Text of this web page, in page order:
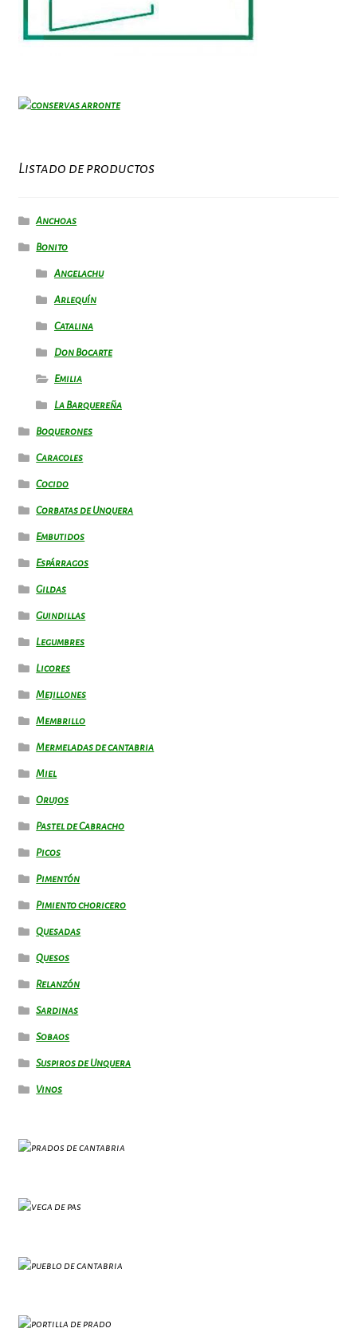
Listado de productos
Anchoas
Bonito
Angelachu
Arlequín
Catalina
Don Bocarte
Emilia
La Barquereña
Boquerones
Caracoles
Cocido
Corbatas de Unquera
Embutidos
Espárragos
Gildas
Guindillas
Legumbres
Licores
Mejillones
Membrillo
Mermeladas de cantabria
Miel
Orujos
Pastel de Cabracho
Picos
Pimentón
Pimiento choricero
Quesadas
Quesos
Relanzón
Sardinas
Sobaos
Suspiros de Unquera
Vinos